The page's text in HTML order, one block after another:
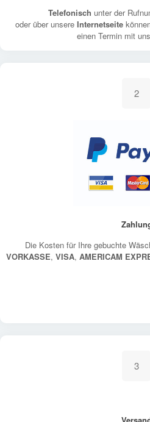
Telefonisch unter der
oder über unsere Internetseite
einen Termin mit
2
Die Kosten für Ihre gebuchte
VORKASSE, VISA, AMERICAM
3